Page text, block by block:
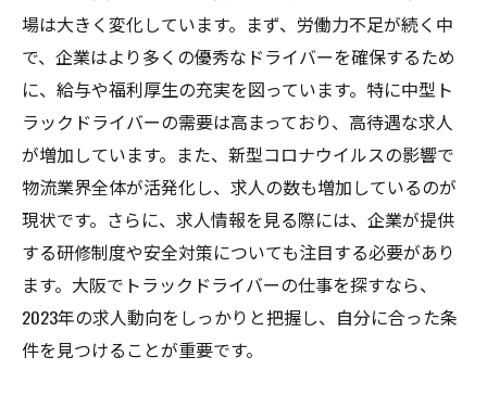
場は大きく変化しています。まず、労働力不足が続く中
で、企業はより多くの優秀なドライバーを確保するため
に、給与や福利厚生の充実を図っています。特に中型ト
ラックドライバーの需要は高まっており、高待遇な求人
が増加しています。また、新型コロナウイルスの影響で
物流業界全体が活発化し、求人の数も増加しているのが
現状です。さらに、求人情報を見る際には、企業が提供
する研修制度や安全対策についても注目する必要があり
ます。大阪でトラックドライバーの仕事を探すなら、
2023年の求人動向をしっかりと把握し、自分に合った条
件を見つけることが重要です。